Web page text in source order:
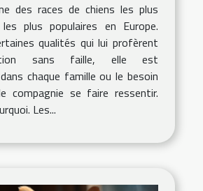
des races de chiens les plus
plus populaires en Europe.
qualités qui lui profèrent
sans faille, elle est
chaque famille ou le besoin
compagnie se faire ressentir.
Les...